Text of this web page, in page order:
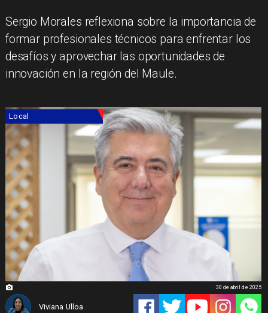
Sergio Morales reflexiona sobre la importancia de
formar profesionales técnicos para enfrentar los
desafíos y aprovechar las oportunidades de
innovación en la región del Maule.
Local
Viviana Ulloa
30 de abril de 2025